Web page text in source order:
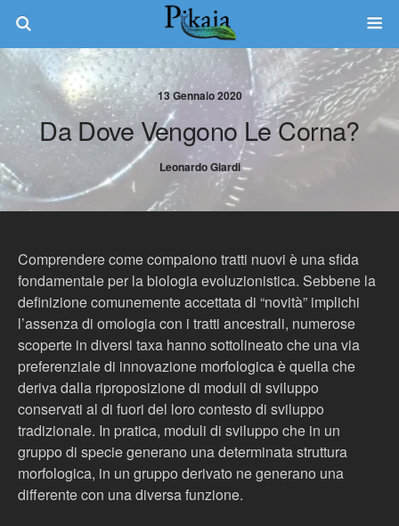
13 Gennaio 2020
Da Dove Vengono Le Corna?
Leonardo Giardi
Comprendere come compaiono tratti nuovi è una sfida
fondamentale per la biologia evoluzionistica. Sebbene la
definizione comunemente accettata di “novità” implichi
l’assenza di omologia con i tratti ancestrali, numerose
scoperte in diversi taxa hanno sottolineato che una via
preferenziale di innovazione morfologica è quella che
deriva dalla riproposizione di moduli di sviluppo
conservati al di fuori del loro contesto di sviluppo
tradizionale. In pratica, moduli di sviluppo che in un
gruppo di specie generano una determinata struttura
morfologica, in un gruppo derivato ne generano una
differente con una diversa funzione.